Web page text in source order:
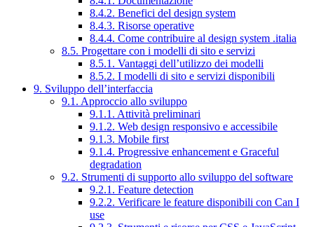
8.4.2. Benefici del design system
8.4.3. Risorse operative
8.4.4. Come contribuire al design system .italia
8.5. Progettare con i modelli di sito e servizi
8.5.1. Vantaggi dell’utilizzo dei modelli
8.5.2. I modelli di sito e servizi disponibili
9. Sviluppo dell’interfaccia
9.1. Approccio allo sviluppo
9.1.1. Attività preliminari
9.1.2. Web design responsivo e accessibile
9.1.3. Mobile first
9.1.4. Progressive enhancement e Graceful
degradation
9.2. Strumenti di supporto allo sviluppo del software
9.2.1. Feature detection
9.2.2. Verificare le feature disponibili con Can I
use